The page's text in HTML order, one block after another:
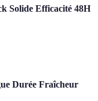
Solide Efficacité 48H
Durée Fraîcheur